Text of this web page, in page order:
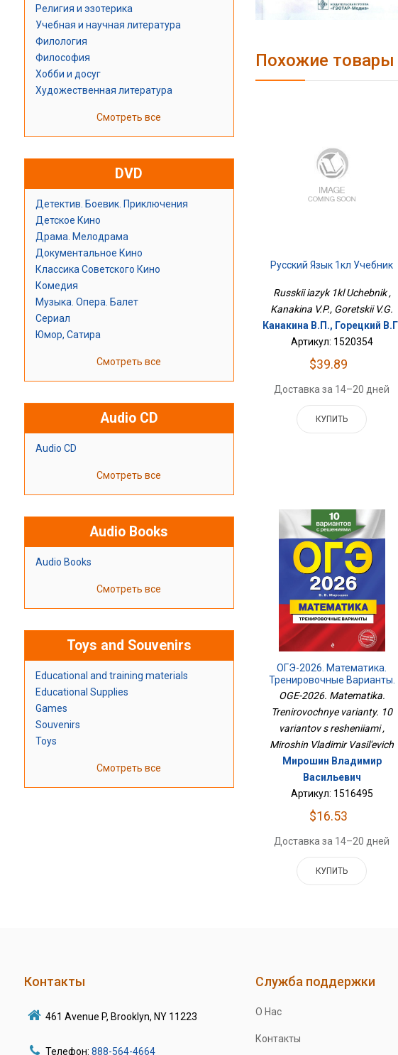
Религия и эзотерика
Учебная и научная литература
Филология
Философия
Хобби и досуг
Художественная литература
Смотреть все
DVD
Детектив. Боевик. Приключения
Детское Кино
Драма. Мелодрама
Документальное Кино
Классика Советского Кино
Комедия
Музыка. Опера. Балет
Сериал
Юмор, Сатира
Смотреть все
Audio CD
Audio CD
Смотреть все
Audio Books
Audio Books
Смотреть все
Toys and Souvenirs
Educational and training materials
Educational Supplies
Games
Souvenirs
Toys
Смотреть все
Похожие товары
Русский Язык 1кл Учебник
Russkii iazyk 1kl Uchebnik ,
Kanakina V.P., Goretskii V.G.
Канакина В.П., Горецкий
Артикул: 1520354
$39.89
Доставка за 14–20 дней
КУПИТЬ
ОГЭ-2026. Математика.
Тренировочные Варианты.
10 Вариантов С Решениями
OGE-2026. Matematika.
Trenirovochnye varianty. 10
variantov s resheniiami ,
Miroshin Vladimir Vasil'evich
Мирошин Владимир
Васильевич
Артикул: 1516495
$16.53
Доставка за 14–20 дней
КУПИТЬ
Контакты
461 Avenue P, Brooklyn, NY 11223
Телефон: 888-564-4664
Служба поддержки
О Нас
Контакты